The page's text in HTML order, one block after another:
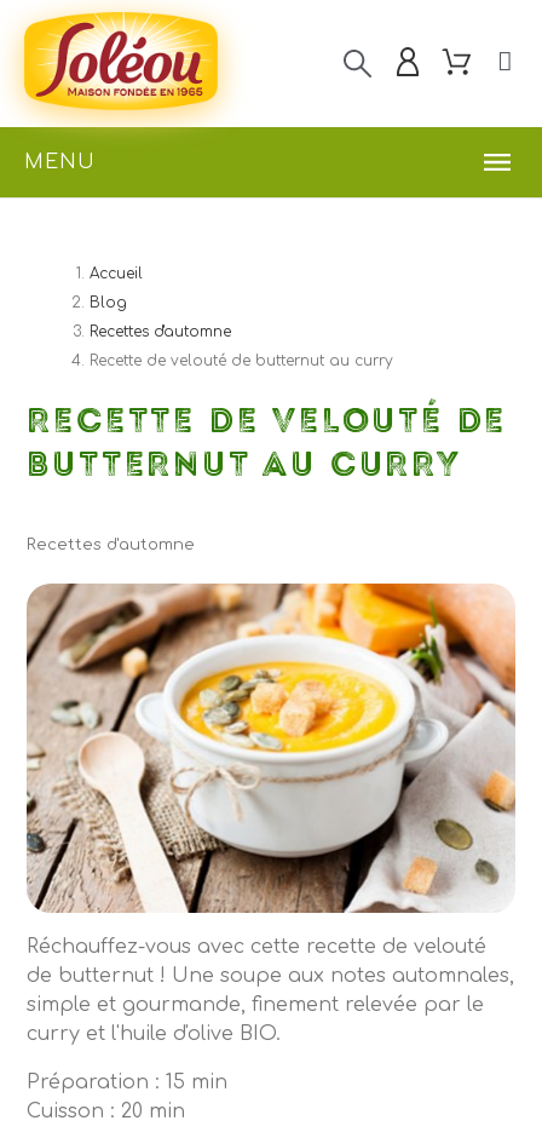
MENU
Accueil
Blog
Recettes d'automne
Recette de velouté de butternut au curry
RECETTE DE VELOUTÉ DE
BUTTERNUT AU CURRY
Recettes d'automne
Réchauffez-vous avec cette recette de velouté
de butternut ! Une soupe aux notes automnales,
simple et gourmande, finement relevée par le
curry et l'huile d'olive BIO.
Préparation : 15 min
Cuisson : 20 min